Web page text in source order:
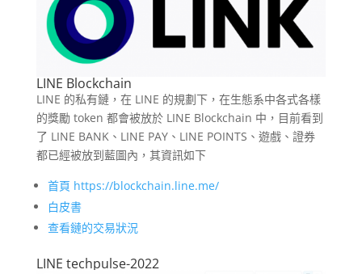
LINE Blockchain
LINE 的私有鏈，在 LINE 的規劃下，在生態系中各式各樣
的獎勵 token 都會被放於 LINE Blockchain 中，目前看到
了 LINE BANK、LINE PAY、LINE POINTS、遊戲、證券
都已經被放到藍圖內，其資訊如下
首頁 https://blockchain.line.me/
白皮書
查看鏈的交易狀況
LINE techpulse-2022